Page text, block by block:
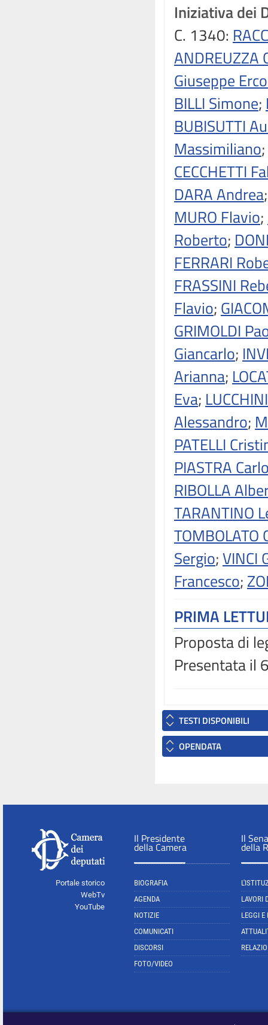
Iniziativa dei
C. 1340:
ANDREUZZA
Giuseppe
BILLI Simone;
BUBISUTTI
Massimiliano;
CECCHETTI
DARA Andrea
MURO Flavio;
Roberto;
FERRARI
FRASSINI
Flavio;
GRIMOLDI
Giancarlo;
Arianna;
Eva;
Alessandro;
PATELLI
PIASTRA
RIBOLLA
TARANTINO
Sergio;VINCI
Francesco;
PRIMA
Proposta di
Presentata il
TESTI DISPONIBILI
OPENDATA
Portale storico
WebTv
YouTube
Il Presidente
della Camera
BIOGRAFIA
AGENDA
NOTIZIE
COMUNICATI
DISCORSI
FOTO/VIDEO
Il
della
LAVORI
LEGGI E